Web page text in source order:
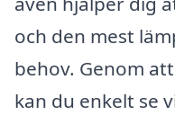
och den mest
behov. Genom
kan du enkelt se